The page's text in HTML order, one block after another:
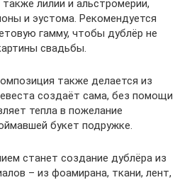
лилии и альстромерии,
и эустома. Рекомендуется
гамму, чтобы дублёр не
свадьбы.
также делается из
создаёт сама, без помощи
тепла в пожелание
букет подружке.
станет создание дублёра из
– из фоамирана, ткани, лент,